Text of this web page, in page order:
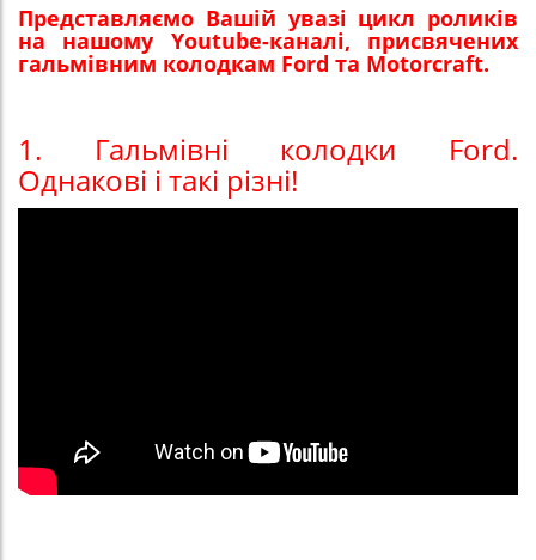
Представляємо Вашій увазі цикл роликів
на нашому Youtube-каналі, присвячених
гальмівним колодкам Ford та Motorcraft.
1. Гальмівні колодки Ford.
Однакові і такі різні!